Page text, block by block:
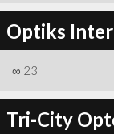
Optiks
∞ 23
Tri-City